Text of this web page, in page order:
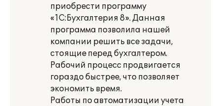
приобрести программу
«1С:Бухгалтерия 8». Данная
программа позволила нашей
компании решить все задачи,
стоящие перед бухгалтером.
Рабочий процесс продвигается
гораздо быстрее, что позволяет
экономить время.
Работы по автоматизации учета